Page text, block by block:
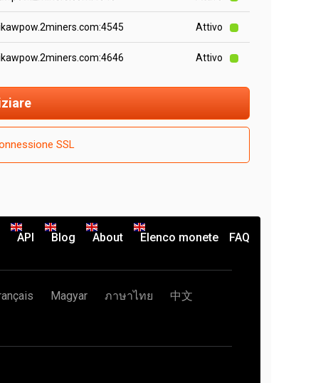
Attivo
Attivo
SSL
API Blog About Elenco monete FAQ
Magyar ภาษาไทย
中文